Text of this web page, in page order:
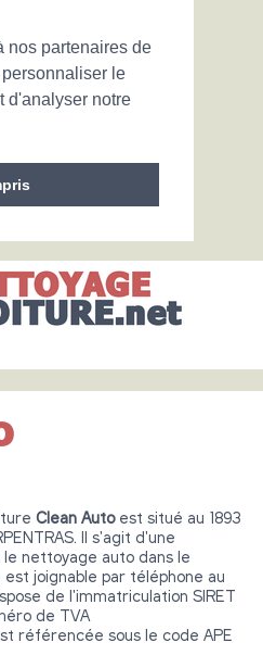
nos partenaires de
le
d'analyser notre
Clean Autoest situé au 1893
Il s'agit d'une
nettoyage auto dans le
est joignable par téléphone au
de l'immatriculation SIRET
de TVA
référencée sous le code APE